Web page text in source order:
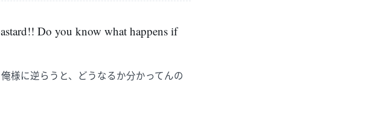
Do you know what happens if
様に逆らうと、どうなるか分かってんの